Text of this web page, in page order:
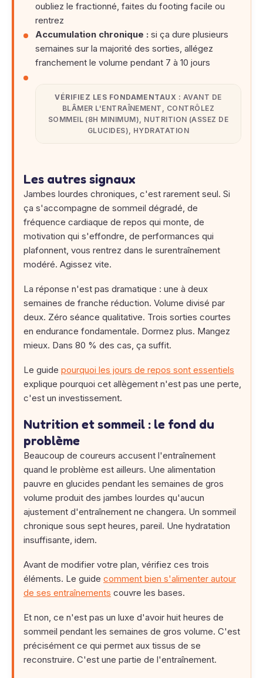
oubliez le fractionné, faites du footing facile ou
rentrez
Accumulation chronique : si ça dure plusieurs
semaines sur la majorité des sorties, allégez
franchement le volume pendant 7 à 10 jours
VÉRIFIEZ LES FONDAMENTAUX : AVANT DE
BLÂMER L'ENTRAÎNEMENT, CONTRÔLEZ
SOMMEIL (8H MINIMUM), NUTRITION (ASSEZ DE
GLUCIDES), HYDRATATION
Les autres signaux
Jambes lourdes chroniques, c'est rarement seul. Si
ça s'accompagne de sommeil dégradé, de
fréquence cardiaque de repos qui monte, de
motivation qui s'effondre, de performances qui
plafonnent, vous rentrez dans le surentraînement
modéré. Agissez vite.
La réponse n'est pas dramatique : une à deux
semaines de franche réduction. Volume divisé par
deux. Zéro séance qualitative. Trois sorties courtes
en endurance fondamentale. Dormez plus. Mangez
mieux. Dans 80 % des cas, ça suffit.
Le guide pourquoi les jours de repos sont essentiels
explique pourquoi cet allègement n'est pas une perte,
c'est un investissement.
Nutrition et sommeil : le fond du
problème
Beaucoup de coureurs accusent l'entraînement
quand le problème est ailleurs. Une alimentation
pauvre en glucides pendant les semaines de gros
volume produit des jambes lourdes qu'aucun
ajustement d'entraînement ne changera. Un sommeil
chronique sous sept heures, pareil. Une hydratation
insuffisante, idem.
Avant de modifier votre plan, vérifiez ces trois
éléments. Le guide comment bien s'alimenter autour
de ses entraînements couvre les bases.
Et non, ce n'est pas un luxe d'avoir huit heures de
sommeil pendant les semaines de gros volume. C'est
précisément ce qui permet aux tissus de se
reconstruire. C'est une partie de l'entraînement.